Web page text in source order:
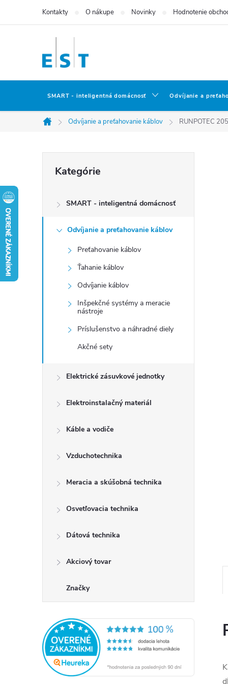
Kontakty O nákupe Novinky Hodnotenie
SMART - inteligentná domácnosť Odvíjanie a
Domov
Odvíjanie a preťahovanie káblov RUNPOTEC
č
e
kategórie
Kategórie
SMART - inteligentná domácnosť
Odvíjanie a preťahovanie káblov
Preťahovanie káblov
Ťahanie káblov
Odvíjanie káblov
Inšpekčné systémy a meracie
nástroje
Príslušenstvo a náhradné diely
Akčné sety
Elektrické zásuvkové jednotky
Elektroinstalačný materiál
Káble a vodiče
Vzduchotechnika
Meracia a skúšobná technika
Osvetľovacia technika
Dátová technika
Akciový tovar
Značky